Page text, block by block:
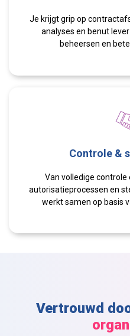
Je krijgt grip op
analyses en benut
beheersen en
Controle &
Van volledige
autorisatieprocessen en
werkt samen op basis
Vertrouwd